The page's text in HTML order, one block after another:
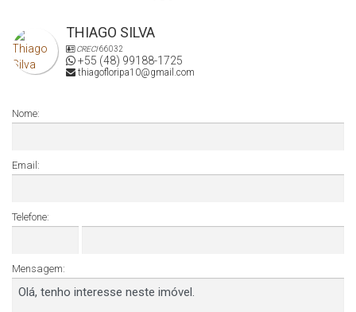
THIAGO SILVA
CRECI66032
+55 (48) 99188-1725
thiagofloripa10@gmail.com
Nome:
Email:
Telefone:
Mensagem: